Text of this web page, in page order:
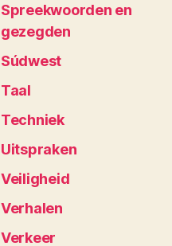
Spreekwoorden en
gezegden
Súdwest
Taal
Techniek
Uitspraken
Veiligheid
Verhalen
Verkeer